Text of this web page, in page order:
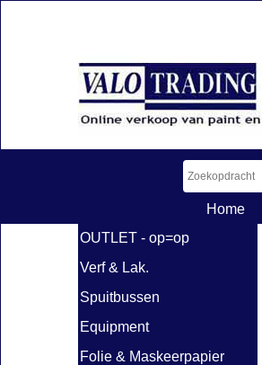
Home
OUTLET - op=op
Verf & Lak.
Spuitbussen
Equipment
Folie & Maskeerpapier